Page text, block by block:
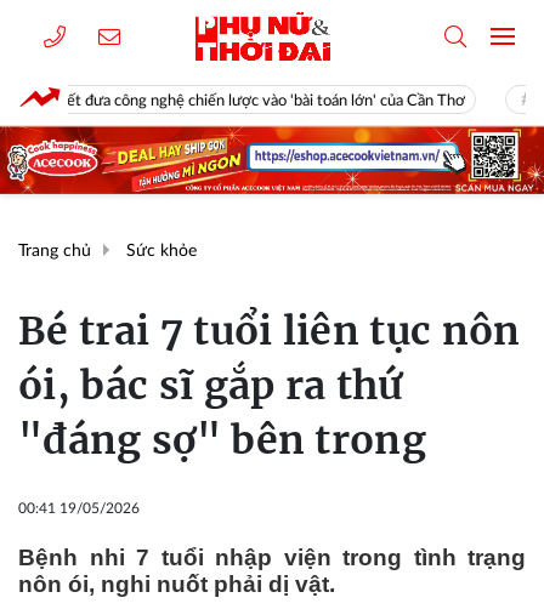
nghệ chiến lược vào 'bài toán lớn' của Cần Thơ Công an phối hợp
Trang chủ Sức khỏe
Bé trai 7 tuổi liên tục nôn
ói, bác sĩ gắp ra thứ
"đáng sợ" bên trong
00:41 19/05/2026
Bệnh nhi 7 tuổi nhập viện trong tình trạng
nôn ói, nghi nuốt phải dị vật.